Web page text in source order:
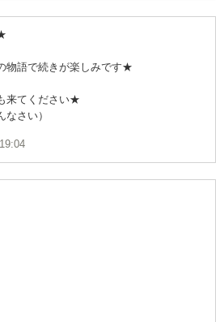
物語で続きが楽しみです★
来てください★
さい）